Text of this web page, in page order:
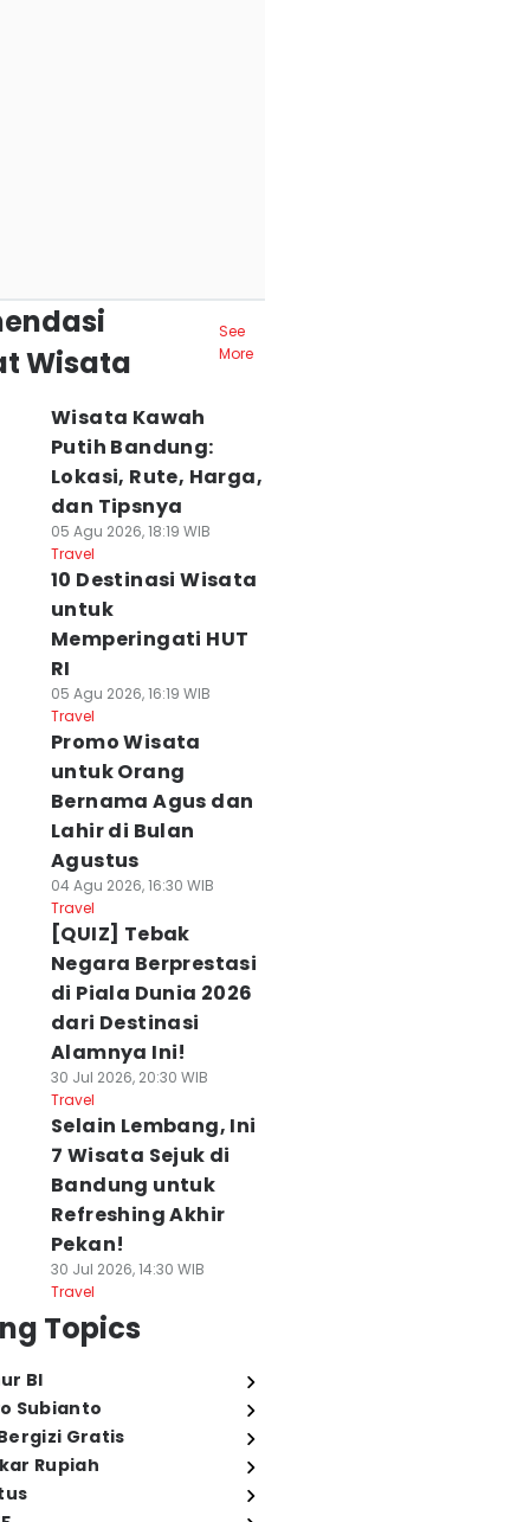
Wisata
See
More
Wisata Kawah
Putih Bandung:
Lokasi, Rute, Harga,
dan Tipsnya
05 Agu 2026, 18:19 WIB
Travel
10 Destinasi Wisata
untuk
Memperingati HUT
RI
05 Agu 2026, 16:19 WIB
Travel
Promo Wisata
untuk Orang
Bernama Agus dan
Lahir di Bulan
Agustus
04 Agu 2026, 16:30 WIB
Travel
[QUIZ] Tebak
Negara Berprestasi
di Piala Dunia 2026
dari Destinasi
Alamnya Ini!
30 Jul 2026, 20:30 WIB
Travel
Selain Lembang, Ini
7 Wisata Sejuk di
Bandung untuk
Refreshing Akhir
Pekan!
30 Jul 2026, 14:30 WIB
Travel
Topics
BI
Subianto
Gratis
Rupiah